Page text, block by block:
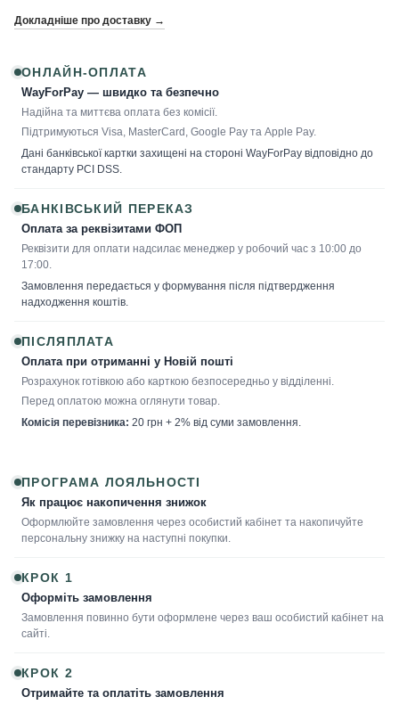
Докладніше про доставку →
ОНЛАЙН-ОПЛАТА
WayForPay — швидко та безпечно
Надійна та миттєва оплата без комісії.
Підтримуються Visa, MasterCard, Google Pay та Apple Pay.
Дані банківської картки захищені на стороні WayForPay відповідно до
стандарту PCI DSS.
БАНКІВСЬКИЙ ПЕРЕКАЗ
Оплата за реквізитами ФОП
Реквізити для оплати надсилає менеджер у робочий час з 10:00 до
17:00.
Замовлення передається у формування після підтвердження
надходження коштів.
ПІСЛЯПЛАТА
Оплата при отриманні у Новій пошті
Розрахунок готівкою або карткою безпосередньо у відділенні.
Перед оплатою можна оглянути товар.
Комісія перевізника: 20 грн + 2% від суми замовлення.
ПРОГРАМА ЛОЯЛЬНОСТІ
Як працює накопичення знижок
Оформлюйте замовлення через особистий кабінет та накопичуйте
персональну знижку на наступні покупки.
КРОК 1
Оформіть замовлення
Замовлення повинно бути оформлене через ваш особистий кабінет на
сайті.
КРОК 2
Отримайте та оплатіть замовлення